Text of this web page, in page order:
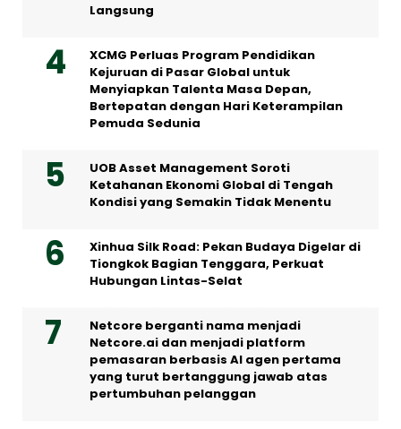
Langsung
XCMG Perluas Program Pendidikan
Kejuruan di Pasar Global untuk
Menyiapkan Talenta Masa Depan,
Bertepatan dengan Hari Keterampilan
Pemuda Sedunia
UOB Asset Management Soroti
Ketahanan Ekonomi Global di Tengah
Kondisi yang Semakin Tidak Menentu
Xinhua Silk Road: Pekan Budaya Digelar di
Tiongkok Bagian Tenggara, Perkuat
Hubungan Lintas-Selat
Netcore berganti nama menjadi
Netcore.ai dan menjadi platform
pemasaran berbasis AI agen pertama
yang turut bertanggung jawab atas
pertumbuhan pelanggan